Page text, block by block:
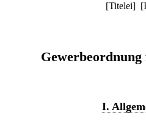
[Titelei] [
I.